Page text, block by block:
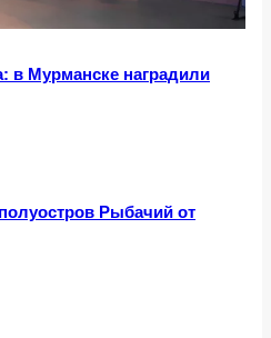
в Мурманске наградили
Рыбачий от